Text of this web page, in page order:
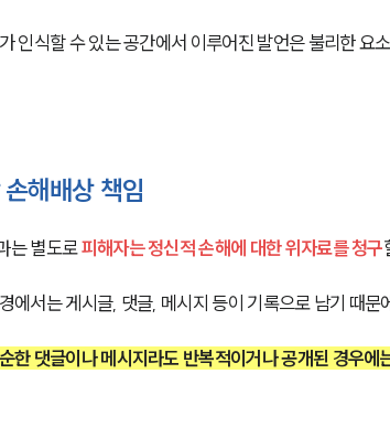
인식할 수 있는 공간에서 이루어진 발언은 불리한 요
해배상 책임
는 별도로 피해자는 정신적 손해에 대한 위자료를 청구
에서는 게시글, 댓글, 메시지 등이 기록으로 남기 때문
한 댓글이나 메시지라도 반복적이거나 공개된 경우